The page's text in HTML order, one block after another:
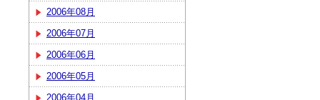
2006年08月
2006年07月
2006年06月
2006年05月
2006年04月